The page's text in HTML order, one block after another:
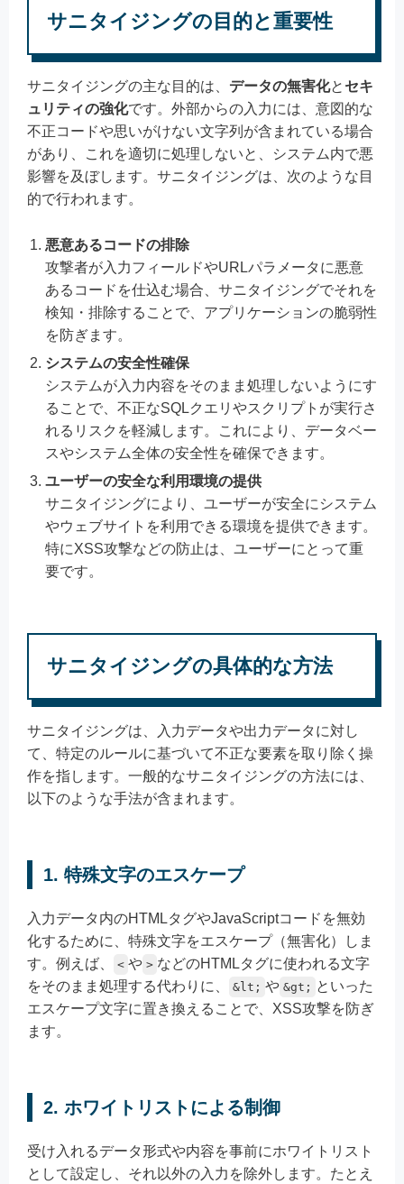
サニタイジングの目的と重要性
サニタイジングの主な目的は、 データの無害化と セキ
ュリティの強化です。外部からの入力には、意図的な
不正コードや思いがけない文字列が含まれている場合
があり、これを適切に処理しないと、システム内で悪
影響を及ぼします。サニタイジングは、次のような目
的で行われます。
悪意あるコードの排除
攻撃者が入力フィールドやURLパラメータに悪意
あるコードを仕込む場合、サニタイジングでそれを
検知・排除することで、アプリケーションの脆弱性
を防ぎます。
システムの安全性確保
システムが入力内容をそのまま処理しないようにす
ることで、不正なSQLクエリやスクリプトが実行さ
れるリスクを軽減します。これにより、データベー
スやシステム全体の安全性を確保できます。
ユーザーの安全な利用環境の提供
サニタイジングにより、ユーザーが安全にシステム
やウェブサイトを利用できる環境を提供できます。
特にXSS攻撃などの防止は、ユーザーにとって重
要です。
サニタイジングの具体的な方法
サニタイジングは、入力データや出力データに対し
て、特定のルールに基づいて不正な要素を取り除く操
作を指します。一般的なサニタイジングの方法には、
以下のような手法が含まれます。
1. 特殊文字のエスケープ
入力データ内のHTMLタグやJavaScriptコードを無効
化するために、特殊文字をエスケープ（無害化）しま
す。例えば、
< や > などのHTMLタグに使われる文字
をそのまま処理する代わりに、
&lt; や &gt; といった
エスケープ文字に置き換えることで、XSS攻撃を防ぎ
ます。
2. ホワイトリストによる制御
受け入れるデータ形式や内容を事前にホワイトリスト
として設定し、それ以外の入力を除外します。たとえ